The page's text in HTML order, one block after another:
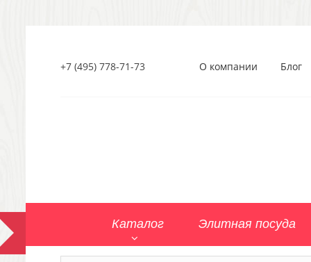
+7 (495) 778-71-73 О компании Блог
Каталог Элитная посуда